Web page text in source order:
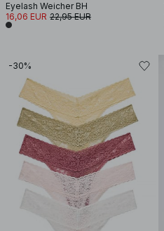
Eyelash Weicher BH
16,06 EUR 22,95 EUR
-30%